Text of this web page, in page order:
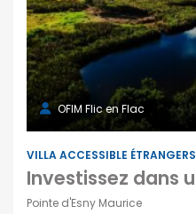
OFIM Flic en Flac
VILLA ACCESSIBLE ÉTRANGERS
Pointe d'Esny Maurice